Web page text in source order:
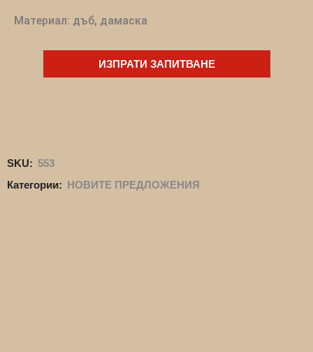
Материал: дъб, дамаска
ИЗПРАТИ ЗАПИТВАНЕ
SKU: 553
Категории:
НОВИТЕ ПРЕДЛОЖЕНИЯ